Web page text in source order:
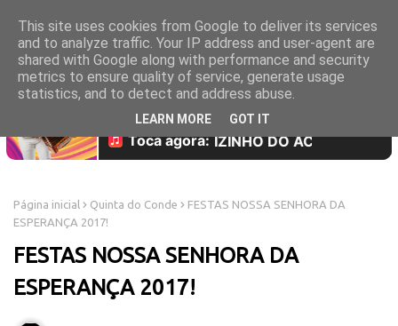
Página inicial Quinta do Conde
FESTAS NOSSA SENHORA DA
ESPERANÇA 2017!
FESTAS NOSSA SENHORA DA
ESPERANÇA 2017!
This site uses cookies from Google to deliver its services
and to analyze traffic. Your IP address and user-agent are
shared with Google along with performance and security
metrics to ensure quality of service, generate usage
statistics, and to detect and address abuse.
LEARN MORE GOT IT